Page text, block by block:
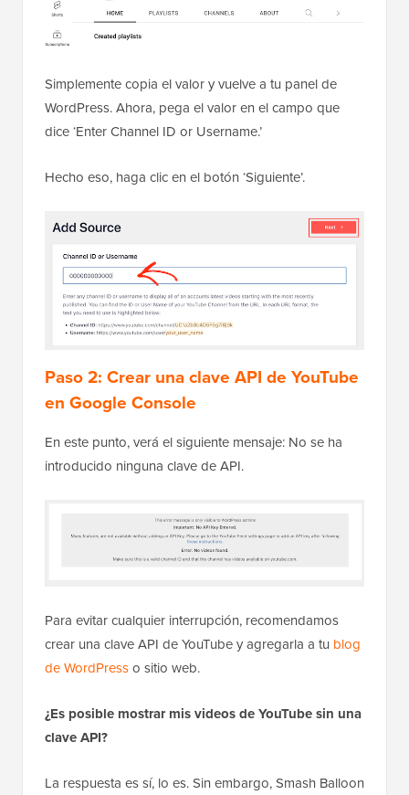
Simplemente copia el valor y vuelve a tu panel de
WordPress. Ahora, pega el valor en el campo que
dice ‘Enter Channel ID or Username.’
Hecho eso, haga clic en el botón ‘Siguiente’.
Paso 2: Crear una clave API de YouTube
en Google Console
En este punto, verá el siguiente mensaje: No se ha
introducido ninguna clave de API.
Para evitar cualquier interrupción, recomendamos
crear una clave API de YouTube y agregarla a tu blog
de WordPresso sitio web.
¿Es posible mostrar mis videos de YouTube sin una
clave API?
La respuesta es sí, lo es. Sin embargo, Smash Balloon